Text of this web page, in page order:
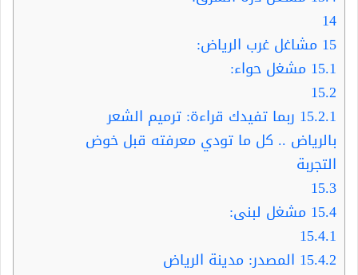
14
15 مشاغل غرب الرياض:
15.1 مشغل حواء:
15.2
15.2.1 ربما تفيدك قراءة: ترميم الشعر
بالرياض .. كل ما تودي معرفته قبل خوض
التجربة
15.3
15.4 مشغل لبنى:
15.4.1
15.4.2 المصدر: مدينة الرياض